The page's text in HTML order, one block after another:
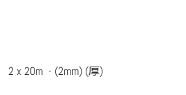
2 x 20m - (2mm) (厚)